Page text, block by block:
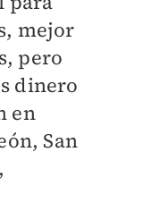
mejor
pero
dinero
en
San